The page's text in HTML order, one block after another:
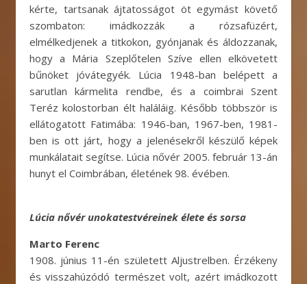
kérte, tartsanak ájtatosságot öt egymást követő
szombaton: imádkozzák a rózsafüzért,
elmélkedjenek a titkokon, gyónjanak és áldozzanak,
hogy a Mária Szeplőtelen Szíve ellen elkövetett
bűnöket jóvátegyék. Lúcia 1948-ban belépett a
sarutlan kármelita rendbe, és a coimbrai Szent
Teréz kolostorban élt haláláig. Később többször is
ellátogatott Fatimába: 1946-ban, 1967-ben, 1981-
ben is ott járt, hogy a jelenésekről készülő képek
munkálatait segítse. Lúcia nővér 2005. február 13-án
hunyt el Coimbrában, életének 98. évében.
Lúcia nővér unokatestvéreinek élete és sorsa
Marto Ferenc
1908. június 11-én született Aljustrelben. Érzékeny
és visszahúzódó természet volt, azért imádkozott